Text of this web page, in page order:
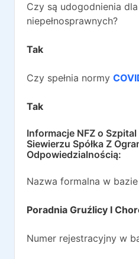
Czy są udogodnienia
niepełnosprawnych?
Tak
Czy spełnia normy
Tak
Informacje NFZ o Szpital
Siewierzu Spółka Z
Odpowiedzialnością:
Nazwa formalna w bazie
Poradnia Gruźlicy I
Numer rejestracyjny w